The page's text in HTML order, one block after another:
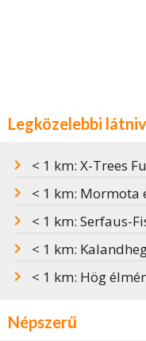
Legközelebbi
< 1 km: X-Trees
< 1 km: Mormota
< 1 km: Serfaus-
< 1 km:
< 1 km: Hög
Népszerű